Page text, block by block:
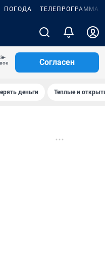
ПОГОДА ТЕЛЕПРОГРАММА
Согласен
деньги Теплые и